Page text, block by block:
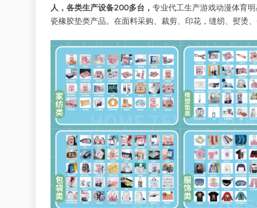
人，各类生产设备200多台， 专业代工生产游戏动漫体育
瓷橡胶垫类产品。在面料采购、裁剪、印花，缝纫、熨烫